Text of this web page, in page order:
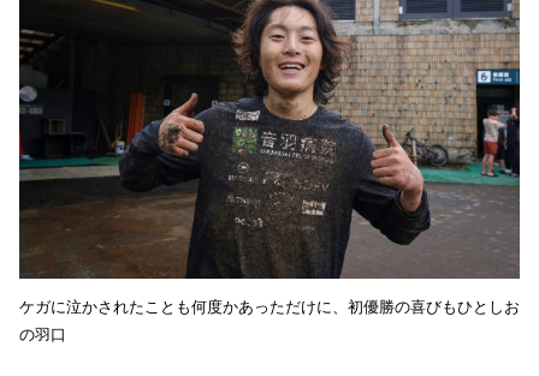
ケガに泣かされたことも何度かあっただけに、初優勝の喜びもひとしお
の羽口